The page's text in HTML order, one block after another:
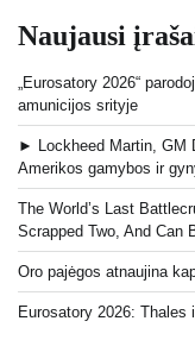
Naujausi
„Eurosatory 2026“
amunicijos srityje
► Lockheed Martin, GM
Amerikos gamybos ir
The World’s Last
Scrapped Two, And Can
Oro pajėgos atnaujina
Eurosatory 2026: Thales